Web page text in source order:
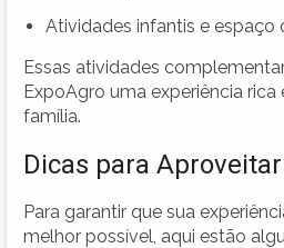
Atividades infantis e espaço
Essas atividades
ExpoAgro uma experiência
família.
Dicas para
Para garantir que sua
melhor possível, aqui estão